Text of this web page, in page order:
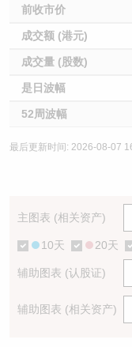
前收市价
成交额 (港元)
成交量 (股数)
是日波幅
52周波幅
最后更新时间: 2026-08-07
主图表 (相关资产)
10天 20天
辅助图表 (认股证)
辅助图表 (相关资产)